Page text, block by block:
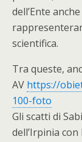
dell’Ente
scientifica.
Tra queste,
AV https://
100-foto
Gli scatti di
dell’Irpinia